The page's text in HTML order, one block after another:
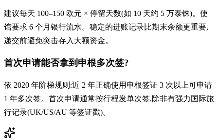
建议每天 100–150 欧元 × 停留天数(如 10 天约 5 万泰铢)。使
馆要求 6 个月银行流水。稳定的进账记录比期末余额更重要,
递交前避免突击存入大额资金。
首次申请能否拿到申根多次签?
依 2020 年阶梯规则:近 2 年正确使用申根签证 3 次以上可申请
1 年多次签。首次申请通常按行程发单次签,除非有强力国际旅
行记录(UK/US/AU 等签证戳)。